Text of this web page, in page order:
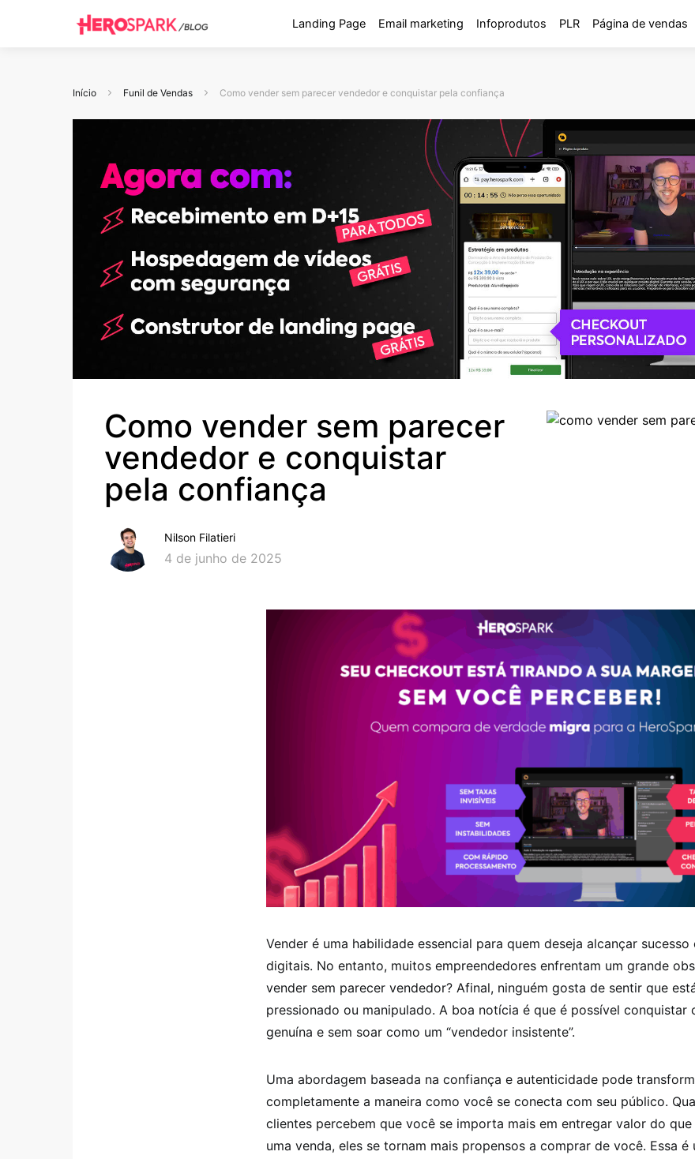
Landing Page Email marketing Infoprodutos PLR Página de vendas
Início Funil de Vendas Como vender sem parecer vendedor e conquistar pela confiança
Como vender sem parecer
vendedor e conquistar
pela confiança
Nilson Filatieri
4 de junho de 2025
Vender é uma habilidade essencial para quem deseja alcançar
digitais. No entanto, muitos empreendedores enfrentam um grande
vender sem parecer vendedor? Afinal, ninguém gosta de sentir que
pressionado ou manipulado. A boa notícia é que é possível conquistar
genuína e sem soar como um “vendedor insistente”.
Uma abordagem baseada na confiança e autenticidade pode
completamente a maneira como você se conecta com seu público.
clientes percebem que você se importa mais em entregar valor do
uma venda, eles se tornam mais propensos a comprar de você. Essa é